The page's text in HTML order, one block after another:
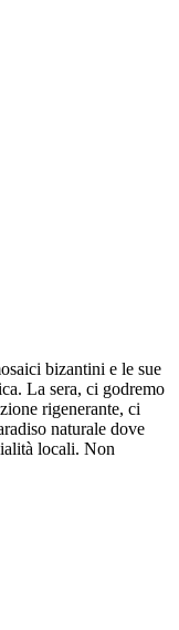
bizantini e le sue
La sera, ci godremo
rigenerante, ci
naturale dove
locali. Non